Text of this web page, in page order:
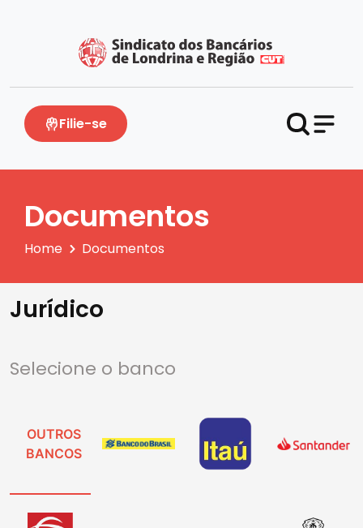
Filie-se
Documentos
Home Documentos
Jurídico
Selecione o banco
OUTROS
BANCOS